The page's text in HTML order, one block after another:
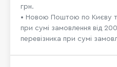
грн.
• Новою Поштою по Києву
при сумі замовлення від
перевізника при сумі